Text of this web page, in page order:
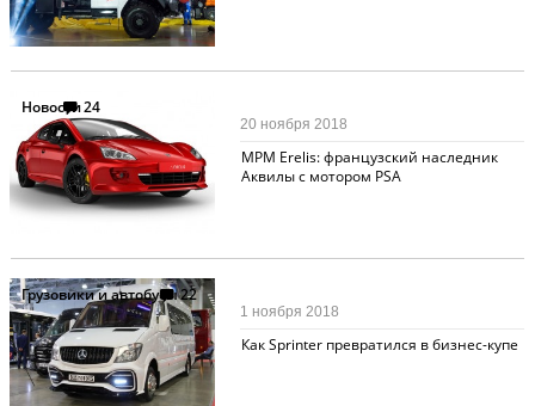
Новости24
MPM Erelis: французский наследник
Аквилы с мотором PSA
20 ноября 2018
Грузовики и автобусы22
Как Sprinter превратился в бизнес-купе
1 ноября 2018